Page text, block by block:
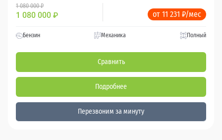
1 080 000 ₽
1 080 000 ₽ от 11 231 ₽/мес
Бензин Механика Полный
Сравнить
Подробнее
Перезвоним за минуту